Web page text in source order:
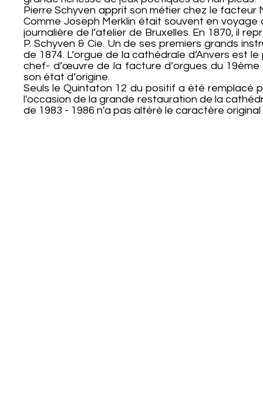
Pierre Schyven apprit son métier chez le facteur
Comme Joseph Merklin était souvent en voyage
journalière de l’atelier de Bruxelles. En 1870, il
P. Schyven & Cie. Un de ses premiers grands
de 1874. L’orgue de la cathédrale d’Anvers est
chef- d’œuvre de la facture d’orgues du
son état d’origine.
Seuls le Quintaton 12 du positif a été remplacé
l'occasion de la grande restauration de la
de 1983 - 1986 n'a pas altéré le caractère